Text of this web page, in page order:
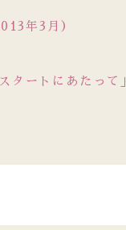
年3月）
タートにあたって